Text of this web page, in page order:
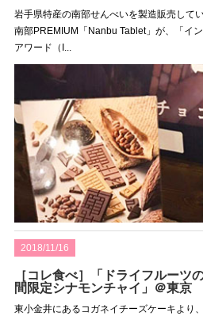
岩手県特産の南部せんべいを製造販売して
南部PREMIUM「Nanbu Tablet」が、「イ
アワード（I...
2018/11/16
［コレ食べ］「ドライフルーツ
間限定シナモンチャイ」＠東京
東小金井にあるコガネイチーズケーキより